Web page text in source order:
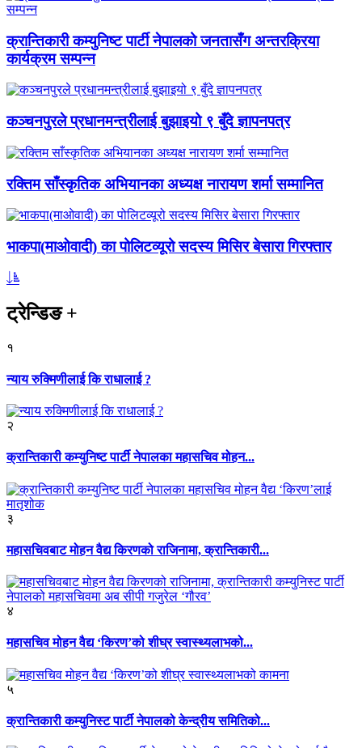
क्रान्तिकारी कम्युनिष्ट पार्टी नेपालको जनतासँग अन्तरक्रिया
कार्यक्रम सम्पन्न
कञ्चनपुरले प्रधानमन्त्रीलाई बुझाइयो ९ बुँदे ज्ञापनपत्र
रक्तिम साँस्कृतिक अभियानका अध्यक्ष नारायण शर्मा सम्मानित
भाकपा(माओवादी) का पोलिटव्यूरो सदस्य मिसिर बेसारा गिरफ्तार
ट्रेन्डिङ+
१
न्याय रुक्मिणीलाई कि राधालाई ?
२
क्रान्तिकारी कम्युनिष्ट पार्टी नेपालका महासचिव मोहन...
३
महासचिवबाट मोहन वैद्य किरणको राजिनामा, क्रान्तिकारी...
४
महासचिव मोहन वैद्य ‘किरण’को शीघ्र स्वास्थ्यलाभको...
५
क्रान्तिकारी कम्युनिस्ट पार्टी नेपालको केन्द्रीय समितिको...